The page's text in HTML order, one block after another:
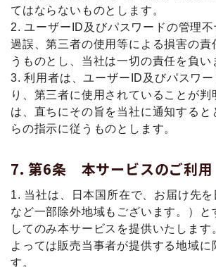
てはならないものとします。
2. ユーザーID及びパスワードの管理
過誤、第三者の使用等による損害の責
うものとし、当社は一切の責任を負い
3. 利用者は、ユーザーID及びパスワー
り、第三者に使用されていることが判
は、直ちにその旨を当社に通知すると
らの指示に従うものとします。
第6条 本サービスのご利用
1. 当社は、日本国所在で、お届け先
など一部除外地域もございます。）と
してのみ本サービスを提供いたします
よっては販売当事者が提供する地域に
す。